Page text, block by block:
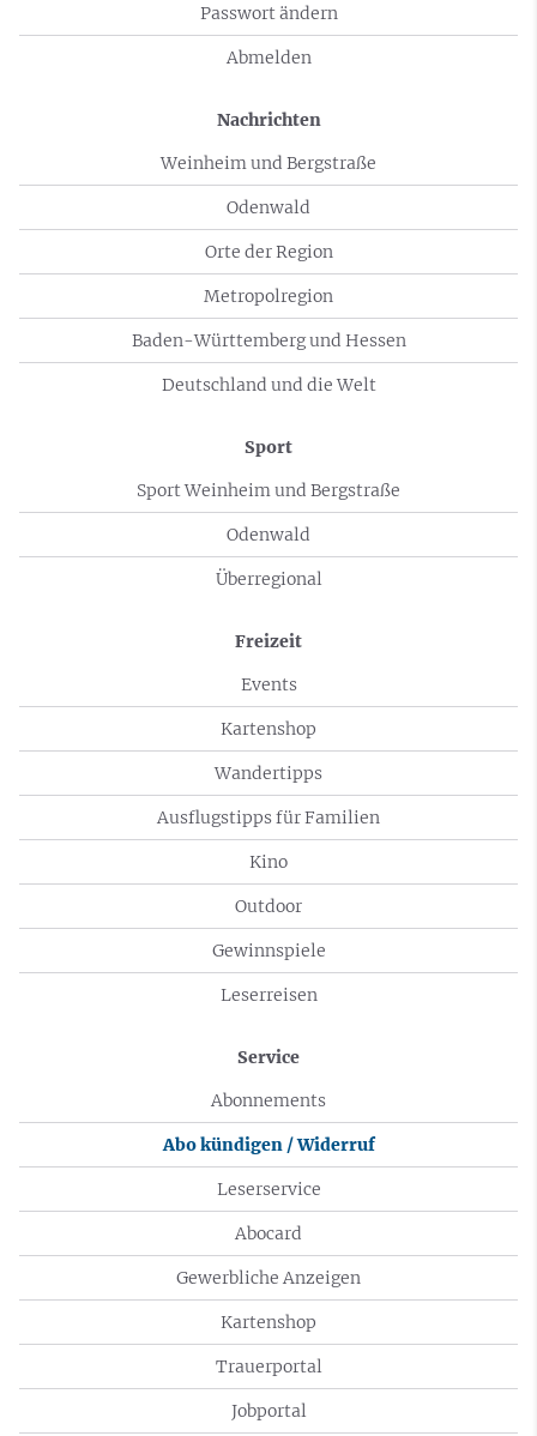
Passwort ändern
Abmelden
Nachrichten
Weinheim und Bergstraße
Odenwald
Orte der Region
Metropolregion
Baden-Württemberg und Hessen
Deutschland und die Welt
Sport
Sport Weinheim und Bergstraße
Odenwald
Überregional
Freizeit
Events
Kartenshop
Wandertipps
Ausflugstipps für Familien
Kino
Outdoor
Gewinnspiele
Leserreisen
Service
Abonnements
Abo kündigen / Widerruf
Leserservice
Abocard
Gewerbliche Anzeigen
Kartenshop
Trauerportal
Jobportal